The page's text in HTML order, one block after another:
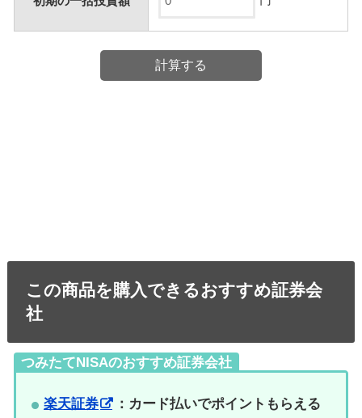
この商品を購入できるおすすめ証券会
社
つみたてNISAのおすすめ証券会社
楽天証券
：カード払いでポイントもらえる